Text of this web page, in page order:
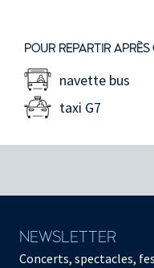
POUR REPARTIR APRÈS
navette bus
taxi G7
NEWSLETTER
Concerts, spectacles,